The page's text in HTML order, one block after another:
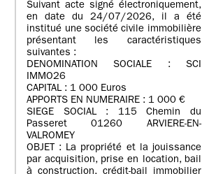
Suivant acte signé électroniquement,
en date du 24/07/2026, il a été
institué une société civile immobilière
présentant les caractéristiques
suivantes :
DENOMINATION SOCIALE : SCI
IMMO26
CAPITAL : 1 000 Euros
APPORTS EN NUMERAIRE : 1 000 €
SIEGE SOCIAL : 115 Chemin du
Passeret 01260 ARVIERE-EN-
VALROMEY
OBJET : La propriété et la jouissance
par acquisition, prise en location, bail